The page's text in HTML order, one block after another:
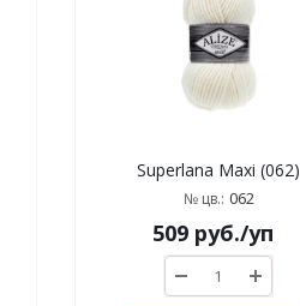
Superlana Maxi (062)
№ цв.: 062
509руб./уп